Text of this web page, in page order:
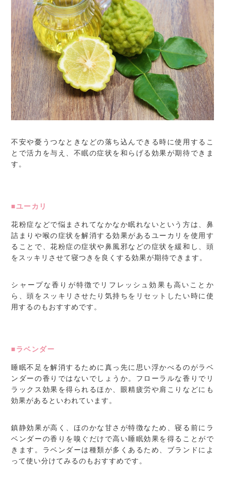
不安や憂うつなときなどの落ち込んできる時に使用するこ
とで活力を与え、不眠の症状を和らげる効果が期待できま
す。
■ユーカリ
花粉症などで悩まされてなかなか眠れないという方は、鼻
詰まりや喉の症状を解消する効果があるユーカリを使用す
ることで、花粉症の症状や鼻風邪などの症状を緩和し、頭
をスッキリさせて寝つきを良くする効果が期待できます。
シャープな香りが特徴でリフレッシュ効果も高いことか
ら、頭をスッキリさせたり気持ちをリセットしたい時に使
用するのもおすすめです。
■ラベンダー
睡眠不足を解消するために真っ先に思い浮かべるのがラベ
ンダーの香りではないでしょうか。フローラルな香りでリ
ラックス効果を得られるほか、眼精疲労や肩こりなどにも
効果があるといわれています。
鎮静効果が高く、ほのかな甘さが特徴なため、寝る前にラ
ベンダーの香りを嗅ぐだけで高い睡眠効果を得ることがで
きます。ラベンダーは種類が多くあるため、ブランドによ
って使い分けてみるのもおすすめです。